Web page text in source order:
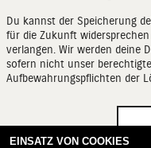
Du kannst der Speicherung
für die Zukunft
verlangen. Wir werden deine
sofern nicht unser
Aufbewahrungspflichten der
EINSATZ VON COOKIES